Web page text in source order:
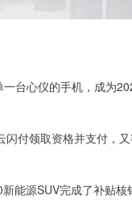
心仪的手机，成为
付领取资格并支付，
源SUV完成了补贴核